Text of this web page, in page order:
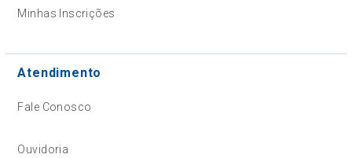
Minhas Inscrições
Atendimento
Fale Conosco
Ouvidoria